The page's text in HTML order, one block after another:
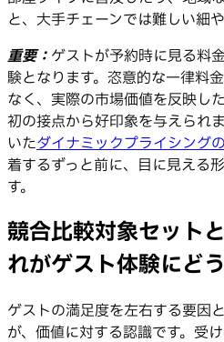
と、大手チェーンでは難しい細
重要： ゲストが予約時に見る料
験となります。恣意的な一律料
なく、実際の市場価値を反映し
初の接点から好印象を与えられ
いたダイナミックプライシング
着するずっと前に、目に見える
す。
競合比較対象セット
れがゲスト体験にど
ゲストの満足度を左右する要因
が、価値に対する認識です。受